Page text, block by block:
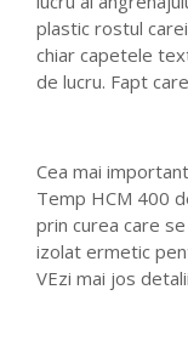
plastic rostul
chiar capetele
de lucru. Fapt
Cea mai
Temp HCM 400
prin curea care
izolat ermetic
VEzi mai jos